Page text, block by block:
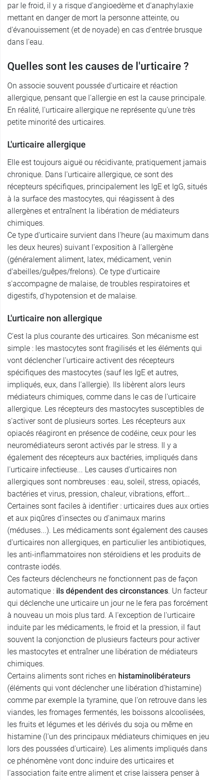
par le froid, il y a risque d'angioedème et d'anaphylaxie
mettant en danger de mort la personne atteinte, ou
d'évanouissement (et de noyade) en cas d'entrée brusque
dans l'eau.
Quelles sont les causes de l'urticaire ?
On associe souvent poussée d'urticaire et réaction
allergique, pensant que l'allergie en est la cause principale.
En réalité, l'urticaire allergique ne représente qu'une très
petite minorité des urticaires.
L'urticaire allergique
Elle est toujours aiguë ou récidivante, pratiquement jamais
chronique. Dans l'urticaire allergique, ce sont des
récepteurs spécifiques, principalement les IgE et IgG, situés
à la surface des mastocytes, qui réagissent à des
allergènes et entraînent la libération de médiateurs
chimiques.
Ce type d'urticaire survient dans l'heure (au maximum dans
les deux heures) suivant l'exposition à l'allergène
(généralement aliment, latex, médicament, venin
d'abeilles/guêpes/frelons). Ce type d'urticaire
s'accompagne de malaise, de troubles respiratoires et
digestifs, d'hypotension et de malaise.
L'urticaire non allergique
C'est la plus courante des urticaires. Son mécanisme est
simple : les mastocytes sont fragilisés et les éléments qui
vont déclencher l'urticaire activent des récepteurs
spécifiques des mastocytes (sauf les IgE et autres,
impliqués, eux, dans l'allergie). Ils libèrent alors leurs
médiateurs chimiques, comme dans le cas de l'urticaire
allergique. Les récepteurs des mastocytes susceptibles de
s'activer sont de plusieurs sortes. Les récepteurs aux
opiacés réagiront en présence de codéine, ceux pour les
neuromédiateurs seront activés par le stress. Il y a
également des récepteurs aux bactéries, impliqués dans
l'urticaire infectieuse... Les causes d'urticaires non
allergiques sont nombreuses : eau, soleil, stress, opiacés,
bactéries et virus, pression, chaleur, vibrations, effort...
Certaines sont faciles à identifier : urticaires dues aux orties
et aux piqûres d'insectes ou d'animaux marins
(méduses...). Les médicaments sont également des causes
d'urticaires non allergiques, en particulier les antibiotiques,
les anti-inflammatoires non stéroïdiens et les produits de
contraste iodés.
Ces facteurs déclencheurs ne fonctionnent pas de façon
automatique : ils dépendent des circonstances. Un facteur
qui déclenche une urticaire un jour ne le fera pas forcément
à nouveau un mois plus tard. A l'exception de l'urticaire
induite par les médicaments, le froid et la pression, il faut
souvent la conjonction de plusieurs facteurs pour activer
les mastocytes et entraîner une libération de médiateurs
chimiques.
Certains aliments sont riches en histaminolibérateurs
(éléments qui vont déclencher une libération d'histamine)
comme par exemple la tyramine, que l'on retrouve dans les
viandes, les fromages fermentés, les boissons alcoolisées,
les fruits et légumes et les dérivés du soja ou même en
histamine (l'un des principaux médiateurs chimiques en jeu
lors des poussées d'urticaire). Les aliments impliqués dans
ce phénomène vont donc induire des urticaires et
l'association faite entre aliment et crise laissera penser à